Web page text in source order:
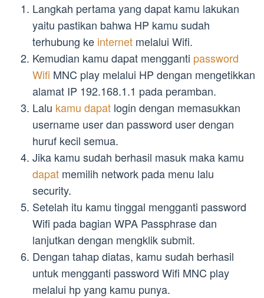
Langkah pertama yang dapat kamu lakukan
yaitu pastikan bahwa HP kamu sudah
terhubung ke internet melalui Wifi.
Kemudian kamu dapat mengganti password
Wifi MNC play melalui HP dengan mengetikkan
alamat IP 192.168.1.1 pada peramban.
Lalu kamu dapat login dengan memasukkan
username user dan password user dengan
huruf kecil semua.
Jika kamu sudah berhasil masuk maka kamu
dapat memilih network pada menu lalu
security.
Setelah itu kamu tinggal mengganti password
Wifi pada bagian WPA Passphrase dan
lanjutkan dengan mengklik submit.
Dengan tahap diatas, kamu sudah berhasil
untuk mengganti password Wifi MNC play
melalui hp yang kamu punya.